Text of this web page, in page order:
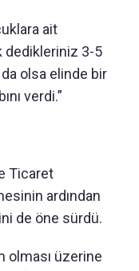
ait
dedikleriniz 3-5
da olsa elinde bir
verdi.”
Ticaret
ardından
de öne sürdü.
olması üzerine